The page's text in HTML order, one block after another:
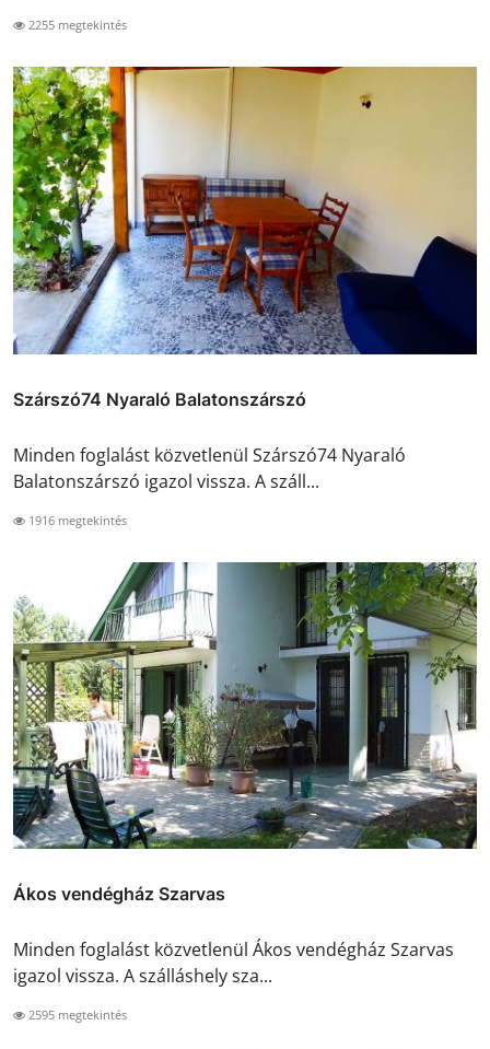
2255 megtekintés
Szárszó74 Nyaraló Balatonszárszó
Minden foglalást közvetlenül Szárszó74 Nyaraló
Balatonszárszó igazol vissza. A száll...
1916 megtekintés
Ákos vendégház Szarvas
Minden foglalást közvetlenül Ákos vendégház Szarvas
igazol vissza. A szálláshely sza...
2595 megtekintés